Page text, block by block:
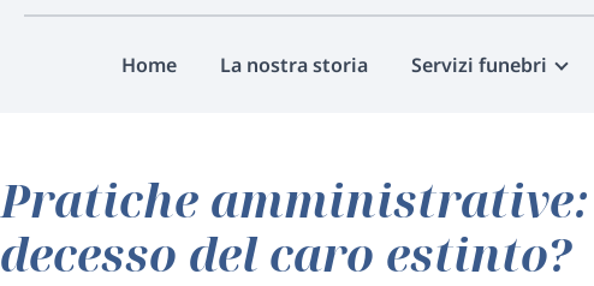
Home La nostra storia Servizi funebri
Pratiche
decesso del caro estinto?